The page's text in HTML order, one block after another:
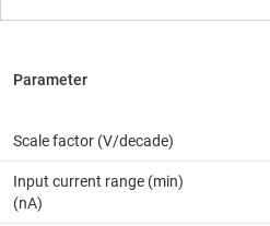
Scale factor (V/decade)
Input current range (min)
(nA)